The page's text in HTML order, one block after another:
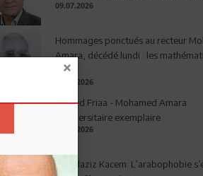
09.07.2026
Hommages ponctués au recteur
Amara, décédé lundi : les
deuil
03.08.2026
Ahmed Friaa - Mohamed Amara:
l’Universitaire exemplaire
04.08.2026
Abdelaziz Kacem: L’arabophobie